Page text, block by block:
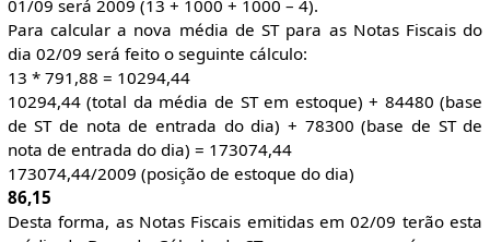
01/09 será 2009 (13 + 1000 + 1000 – 4).
Para calcular a nova média de ST para as Notas Fiscais do
dia 02/09 será feito o seguinte cálculo:
13 * 791,88 = 10294,44
10294,44 (total da média de ST em estoque) + 84480 (base
de ST de nota de entrada do dia) + 78300 (base de ST de
nota de entrada do dia) = 173074,44
173074,44/2009 (posição de estoque do dia)
86,15
Desta forma, as Notas Fiscais emitidas em 02/09 terão esta